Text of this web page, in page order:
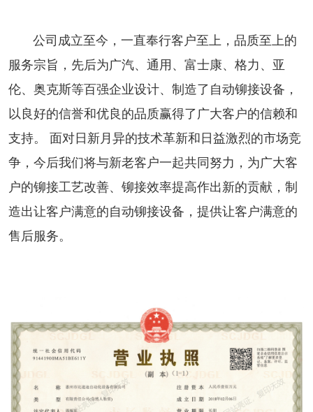
公司成立至今，一直奉行客户至上，品质至上的
服务宗旨，先后为广汽、通用、富士康、格力、亚
伦、奥克斯等百强企业设计、制造了自动铆接设备，
以良好的信誉和优良的品质赢得了广大客户的信赖和
支持。 面对日新月异的技术革新和日益激烈的市场竞
争，今后我们将与新老客户一起共同努力，为广大客
户的铆接工艺改善、铆接效率提高作出新的贡献，制
造出让客户满意的自动铆接设备，提供让客户满意的
售后服务。